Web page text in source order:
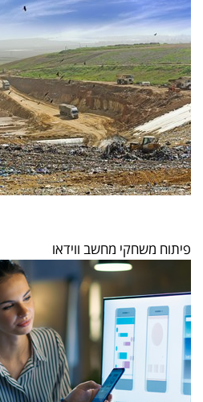
פיתוח משחקי מחשב ווידאו